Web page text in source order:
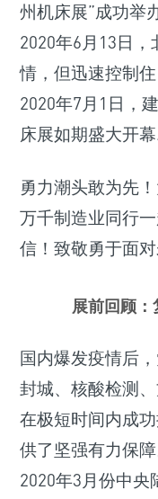
州机床展”成功举
2020年6月13日
情，但迅速控制住
2020年7月1日，
床展如期盛大开
勇力潮头敢为先
万千制造业同行
信！致敬勇于面
展前回顾
国内爆发疫情后
封城、核酸检测
在极短时间内成
供了坚强有力保障
2020年3月份中